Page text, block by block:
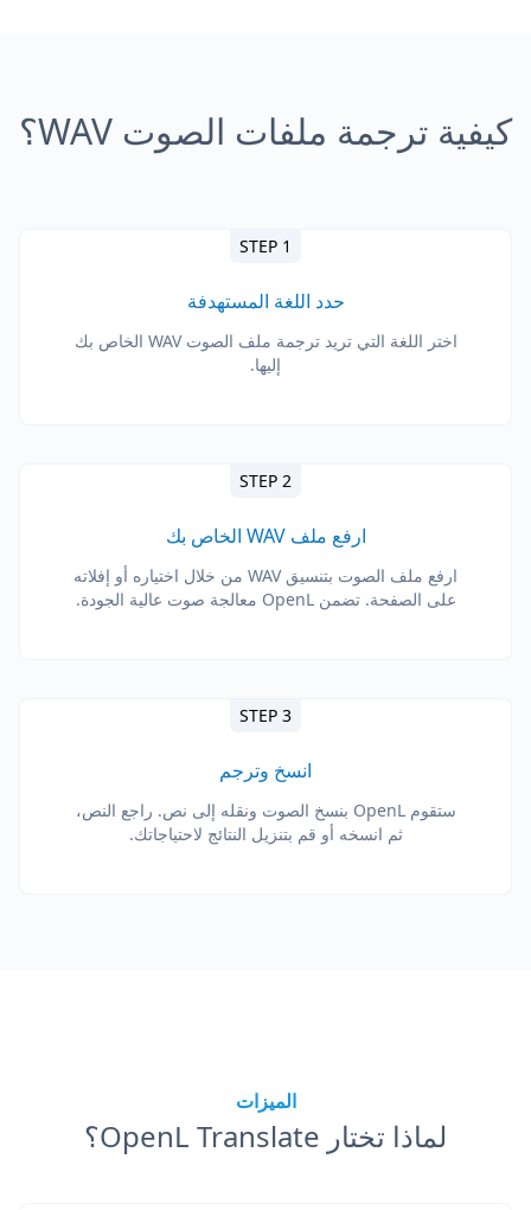
كيفية ترجمة ملفات الصوت WAV؟
STEP 1
حدد اللغة المستهدفة
اختر اللغة التي تريد ترجمة ملف الصوت WAV الخاص بك
إليها.
STEP 2
ارفع ملف WAV الخاص بك
ارفع ملف الصوت بتنسيق WAV من خلال اختياره أو إفلاته
على الصفحة. تضمن OpenL معالجة صوت عالية الجودة.
STEP 3
انسخ وترجم
ستقوم OpenL بنسخ الصوت ونقله إلى نص. راجع النص،
ثم انسخه أو قم بتنزيل النتائج لاحتياجاتك.
الميزات
لماذا تختار OpenL Translate؟